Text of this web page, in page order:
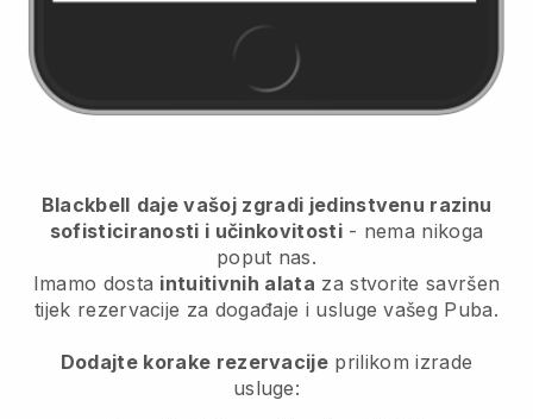
Blackbell daje vašoj zgradi jedinstvenu razinu
sofisticiranosti i učinkovitosti- nema nikoga
poput nas.
Imamo dosta intuitivnih alata zastvorite savršen
tijek rezervacije za događaje i usluge vašeg Puba.
Dodajte korake rezervacije prilikom izrade
usluge: